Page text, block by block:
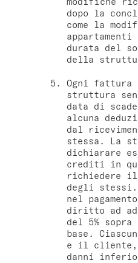
dopo la
come la
durata del
della
Ogni fattura
struttura
data di
alcuna
dal
stessa. La
dichiarare
crediti in
richiedere il
degli
nel
diritto ad
del 5%
base.
e il cliente,
danni